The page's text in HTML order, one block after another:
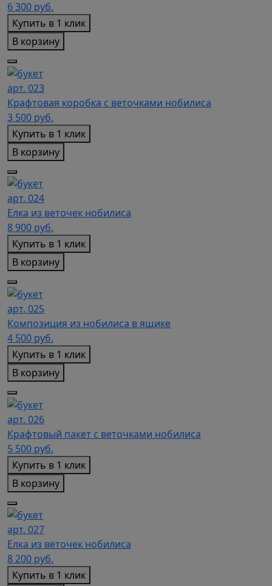
6 300 руб.
Купить в 1 клик
В корзину
арт. 023
Крафтовая коробка с веточками нобилиса
3 500 руб.
Купить в 1 клик
В корзину
арт. 024
Елка из веточек нобилиса
8 900 руб.
Купить в 1 клик
В корзину
арт. 025
Композиция из нобилиса в ящике
4 500 руб.
Купить в 1 клик
В корзину
арт. 026
Крафтовый пакет с веточками нобилиса
5 500 руб.
Купить в 1 клик
В корзину
арт. 027
Елка из веточек нобилиса
8 200 руб.
Купить в 1 клик